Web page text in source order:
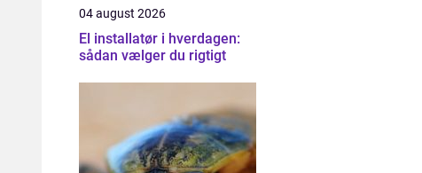
04 august 2026
El installatør i hverdagen:
sådan vælger du rigtigt